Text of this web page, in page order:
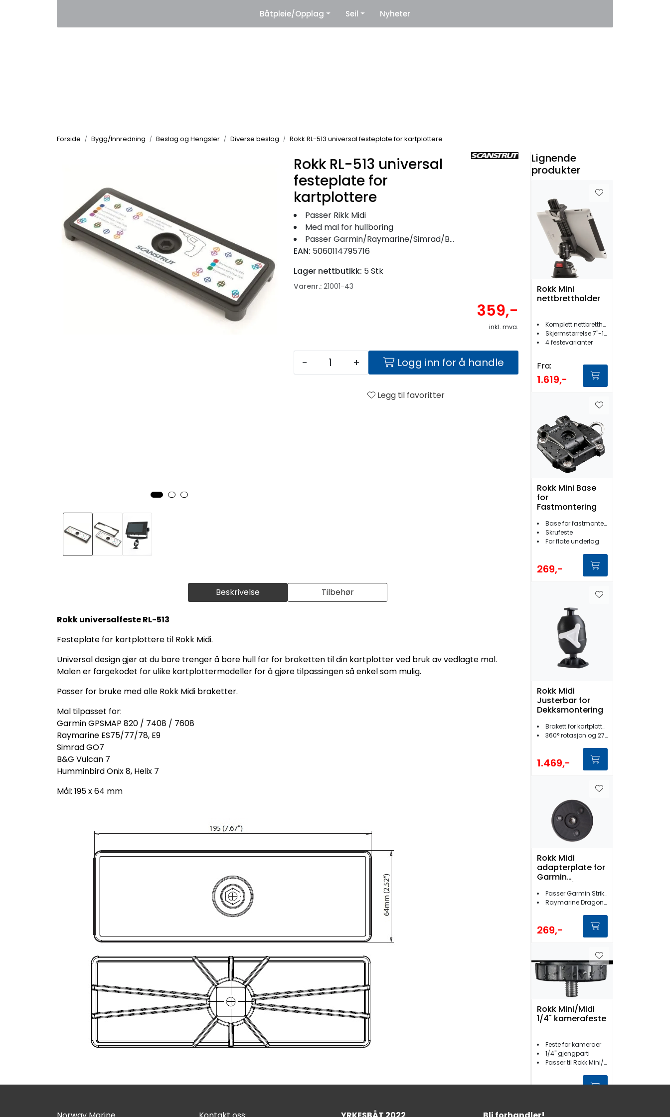
Leverandører
Båtpleie/Opplag Seil Nyheter
Forside Bygg/Innredning Beslag og Hengsler Diverse beslag Rokk RL-513 universal festeplate for kartplottere
Beskrivelse Tilbehør
Rokk universalfeste RL-513
Festeplate for kartplottere til Rokk Midi.
Universal design gjør at du bare trenger å bore hull for for braketten til din kartplotter ved bruk av vedlagte mal.
Malen er fargekodet for ulike kartplottermodeller for å gjøre tilpassingen så enkel som mulig.
Passer for bruke med alle Rokk Midi braketter.
Mal tilpasset for:
Garmin GPSMAP 820 / 7408 / 7608
Raymarine ES75/77/78, E9
Simrad GO7
B&G Vulcan 7
Humminbird Onix 8, Helix 7
Mål: 195 x 64 mm
Rokk RL-513 universal
festeplate for
kartplottere
Passer Rikk Midi
Med mal for hullboring
Passer Garmin/Raymarine/Simrad/B&G/Humminbird
EAN: 5060114795716
Lager nettbutikk: 5 Stk
Varenr.: 21001-43
359,-
inkl. mva.
- + Logg inn for å handle
Legg til favoritter
Lignende
produkter
Rokk Mini
nettbrettholder
Komplett nettbrettholder
Skjermstørrelse 7''-12,9''
4 festevarianter
Fra:
1.619,-
Rokk Mini Base
for
Fastmontering
Base for fastmontering
Skrufeste
For flate underlag
269,-
Rokk Midi
Justerbar for
Dekksmontering
Brakett for kartplotter/ekkolodd
360° rotasjon og 270° tilt
1.469,-
Rokk Midi
adapterplate for
Garmin
GPSMAP/EchoMa
p og Raymarine
Dragonfly
Passer Garmin Striker/Echomap/GPSMAP
Raymarine Dragonfly
269,-
Rokk Mini/Midi
1/4" kamerafeste
Feste for kameraer
1/4'' gjengparti
Passer til Rokk Mini/Midi